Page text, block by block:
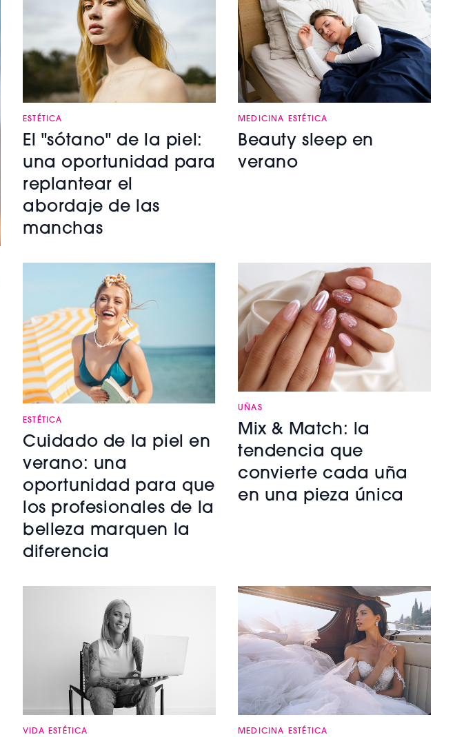
ESTÉTICA
El "sótano" de la piel:
una oportunidad para
replantear el
abordaje de las
manchas
MEDICINA ESTÉTICA
Beauty sleep en
verano
ESTÉTICA
Cuidado de la piel en
verano: una
oportunidad para que
los profesionales de la
belleza marquen la
diferencia
UÑAS
Mix & Match: la
tendencia que
convierte cada uña
en una pieza única
VIDA ESTÉTICA MEDICINA ESTÉTICA